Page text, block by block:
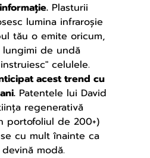
Plasturii
lumina infraroșie
tău o emite oricum,
de undă
celulele.
acest trend cu
Patentele lui David
regenerativă
portofoliul de 200+)
cu mult înainte ca
modă.